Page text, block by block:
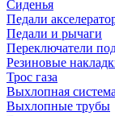
Сиденья
Педали
Педали и рычаги
Переключатели
Резиновые
Трос газа
Выхлопная система
Выхлопные трубы